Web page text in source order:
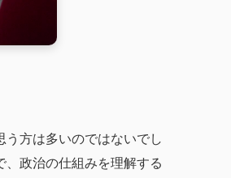
う方は多いのではないでし
、政治の仕組みを理解する